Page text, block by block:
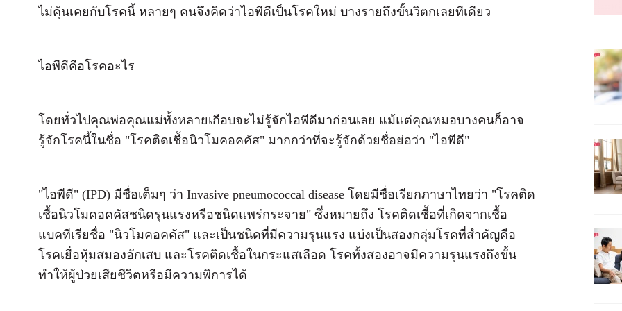
ไม่คุ้นเคยกับโรคนี้ หลายๆ คนจึงคิดว่าไอพีดีเป็นโรคใหม่ บางรายถึงขั้นวิตกเลยทีเดียว
ไอพีดีคือโรคอะไร
โดยทั่วไปคุณพ่อคุณแม่ทั้งหลายเกือบจะไม่รู้จักไอพีดีมาก่อนเลย แม้แต่คุณหมอบางคนก็อาจ
รู้จักโรคนี้ในชื่อ "โรคติดเชื้อนิวโมคอคคัส" มากกว่าที่จะรู้จักด้วยชื่อย่อว่า "ไอพีดี"
"ไอพีดี" (IPD) มีชื่อเต็มๆ ว่า Invasive pneumococcal disease โดยมีชื่อเรียกภาษาไทยว่า "โรคติด
เชื้อนิวโมคอคคัสชนิดรุนแรงหรือชนิดแพร่กระจาย" ซึ่งหมายถึง โรคติดเชื้อที่เกิดจากเชื้อ
แบคทีเรียชื่อ "นิวโมคอคคัส" และเป็นชนิดที่มีความรุนแรง แบ่งเป็นสองกลุ่มโรคที่สำคัญคือ
โรคเยื่อหุ้มสมองอักเสบ และโรคติดเชื้อในกระแสเลือด โรคทั้งสองอาจมีความรุนแรงถึงขั้น
ทำให้ผู้ป่วยเสียชีวิตหรือมีความพิการได้